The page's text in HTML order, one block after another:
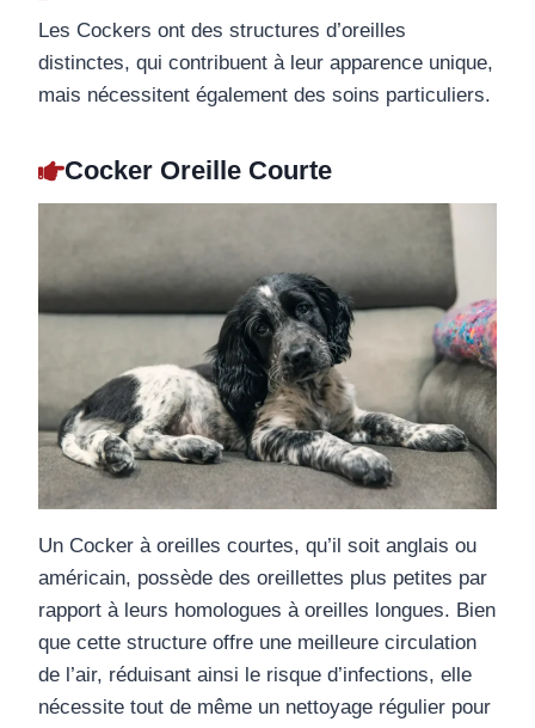
Les Cockers ont des structures d’oreilles
distinctes, qui contribuent à leur apparence unique,
mais nécessitent également des soins particuliers.
Cocker Oreille Courte
Un Cocker à oreilles courtes, qu’il soit anglais ou
américain, possède des oreillettes plus petites par
rapport à leurs homologues à oreilles longues. Bien
que cette structure offre une meilleure circulation
de l’air, réduisant ainsi le risque d’infections, elle
nécessite tout de même un nettoyage régulier pour